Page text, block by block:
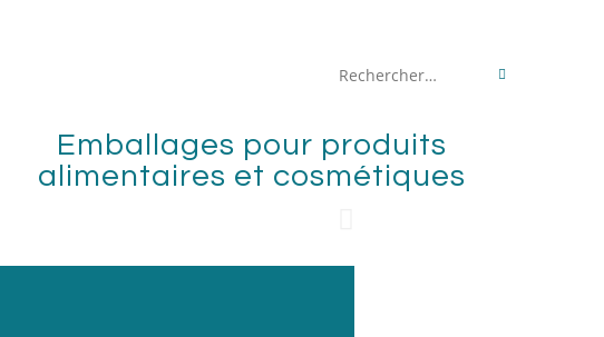
Rechercher
Emballages pour produits
alimentaires et cosmétiques